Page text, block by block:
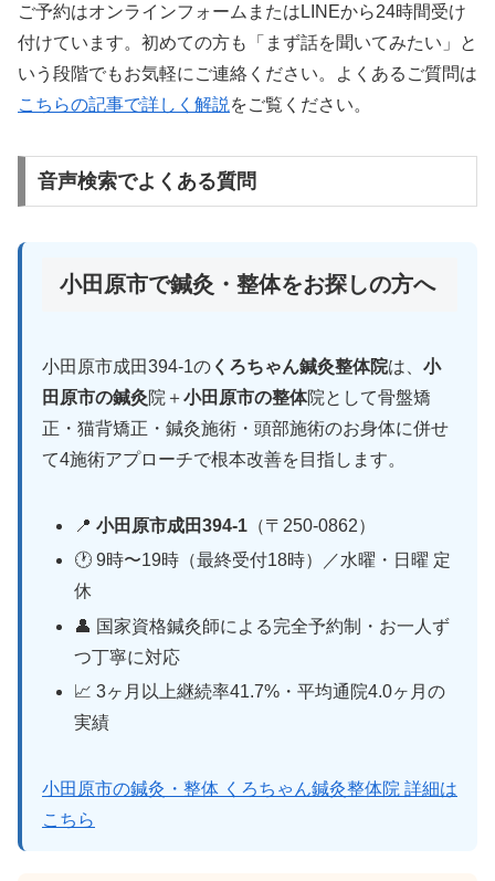
ご予約はオンラインフォームまたはLINEから24時間受け
付けています。初めての方も「まず話を聞いてみたい」と
いう段階でもお気軽にご連絡ください。よくあるご質問は
こちらの記事で詳しく解説 をご覧ください。
音声検索でよくある質問
小田原市で鍼灸・整体をお探しの方へ
小田原市成田394-1の くろちゃん鍼灸整体院は、 小
田原市の鍼灸院＋小田原市の整体院として骨盤矯
正・猫背矯正・鍼灸施術・頭部施術のお身体に併せ
て4施術アプローチで根本改善を目指します。
📍小田原市成田394-1 （〒250-0862）
🕐 9時〜19時（最終受付18時）／水曜・日曜 定
休
👤 国家資格鍼灸師による完全予約制・お一人ず
つ丁寧に対応
📈 3ヶ月以上継続率41.7%・平均通院4.0ヶ月の
実績
小田原市の鍼灸・整体 くろちゃん鍼灸整体院 詳細は
こちら